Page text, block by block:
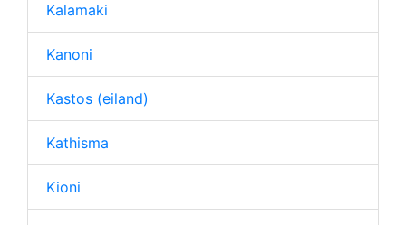
Kalamaki
Kanoni
Kastos (eiland)
Kathisma
Kioni